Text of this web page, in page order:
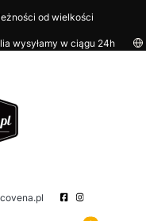
od wielkości
wysyłamy w ciągu 24h